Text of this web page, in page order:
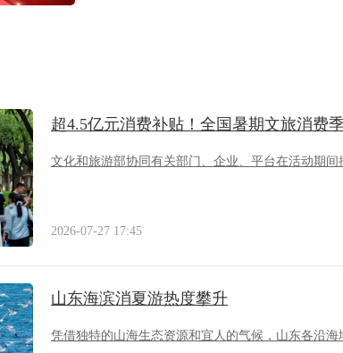
超4.5亿元消费补贴！全国暑期文旅消费
文化和旅游部协同有关部门、企业、平台在活动期
2026-07-27 17:45
山东海滨消夏游热度攀升
凭借独特的山海生态资源和宜人的气候，山东各沿海